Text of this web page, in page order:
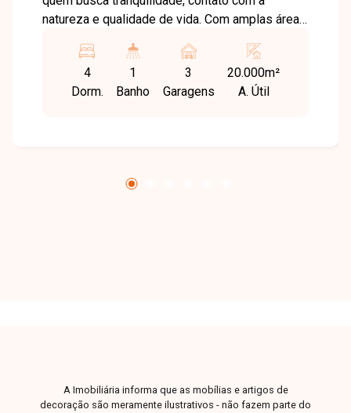
natureza e qualidade de vida. Com amplas áreas
proporciona conforto e privacidade, sendo uma
excelente opção para lazer, moradia ou
investimento. Sala em dois ambientes, 04
20.000m² em condomínio fechado. Conta com
4
Dorm.
1
Banho
3
Garagens
20.000m²
A. Útil
A Imobiliária informa que as mobílias e artigos de
decoração são meramente ilustrativos - não fazem parte do